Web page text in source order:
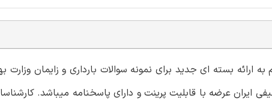
به ارائه بسته ای جدید برای نمونه سوالات بارداری و زایمان
ایران عرضه با قابلیت پرینت و دارای پاسخنامه میباشد.